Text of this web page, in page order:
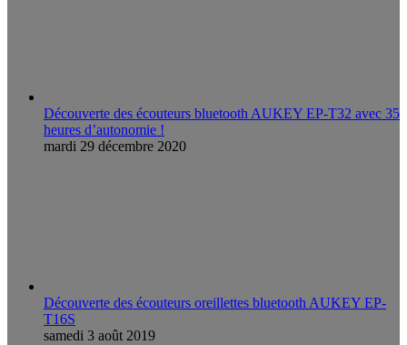
Découverte des écouteurs bluetooth AUKEY EP-T32 avec 35
heures d’autonomie !
mardi 29 décembre 2020
Découverte des écouteurs oreillettes bluetooth AUKEY EP-
T16S
samedi 3 août 2019